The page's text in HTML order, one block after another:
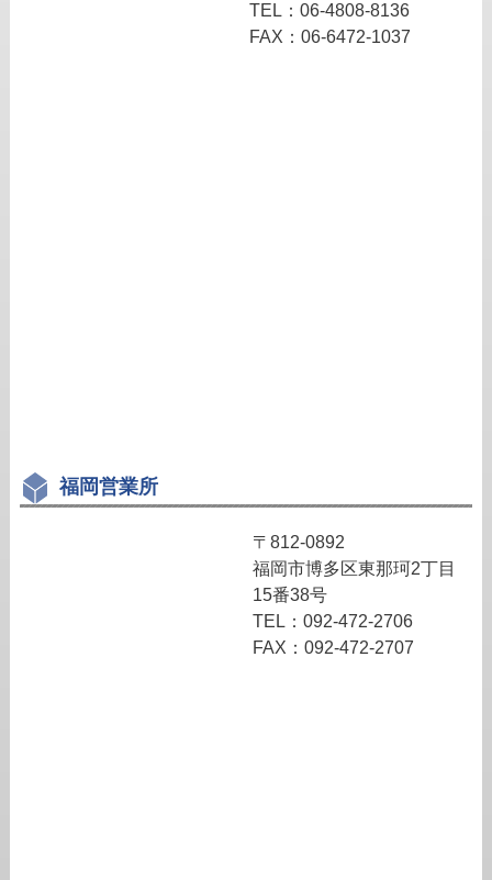
TEL：06-4808-8136
FAX：06-6472-1037
福岡営業所
〒812-0892
福岡市博多区東那珂2丁目
15番38号
TEL：092-472-2706
FAX：092-472-2707